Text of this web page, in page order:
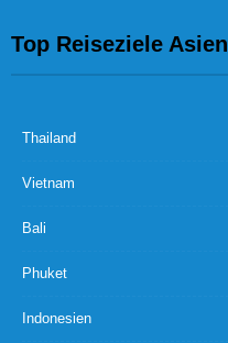
Top Reiseziele Asien
Thailand
Vietnam
Bali
Phuket
Indonesien